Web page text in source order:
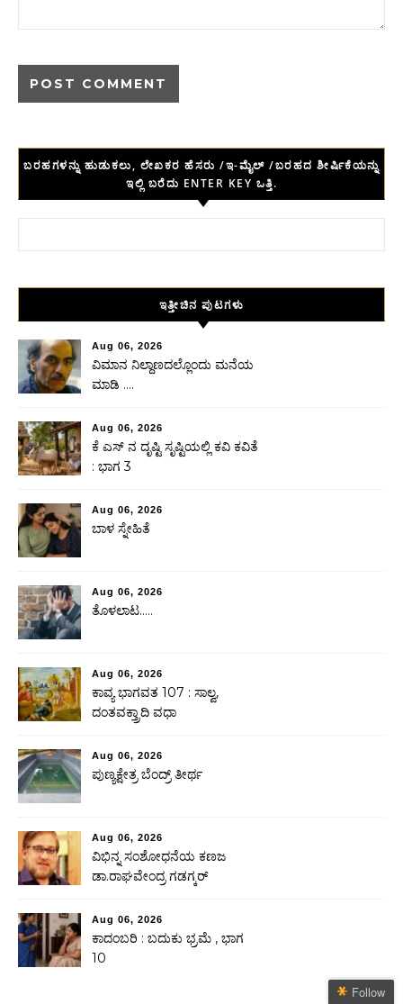
ಬರಹಗಳನ್ನು ಹುಡುಕಲು, ಲೇಖಕರ ಹೆಸರು /ಇ-ಮೈಲ್ /ಬರಹದ ಶೀರ್ಷಿಕೆಯನ್ನು
ಇಲ್ಲಿ ಬರೆದು ENTER KEY ಒತ್ತಿ.
ಇತ್ತೀಚಿನ ಪುಟಗಳು
Aug 06, 2026
ವಿಮಾನ ನಿಲ್ದಾಣದಲ್ಲೊಂದು ಮನೆಯ
ಮಾಡಿ ….
Aug 06, 2026
ಕೆ ಎಸ್ ನ ದೃಷ್ಟಿ ಸೃಷ್ಟಿಯಲ್ಲಿ ಕವಿ ಕವಿತೆ
: ಭಾಗ 3
Aug 06, 2026
ಬಾಳ ಸ್ನೇಹಿತೆ
Aug 06, 2026
ತೊಳಲಾಟ…..
Aug 06, 2026
ಕಾವ್ಯ ಭಾಗವತ 107 : ಸಾಲ್ವ,
ದಂತವಕ್ತ್ರಾದಿ ವಧಾ
Aug 06, 2026
ಪುಣ್ಯಕ್ಷೇತ್ರ ಬೆಂದ್ರ್ ತೀರ್ಥ
Aug 06, 2026
ವಿಭಿನ್ನ ಸಂಶೋಧನೆಯ ಕಣಜ
ಡಾ.ರಾಘವೇಂದ್ರ ಗಡಗ್ಕರ್
Aug 06, 2026
ಕಾದಂಬರಿ : ಬದುಕು ಭ್ರಮೆ , ಭಾಗ
10
Follow